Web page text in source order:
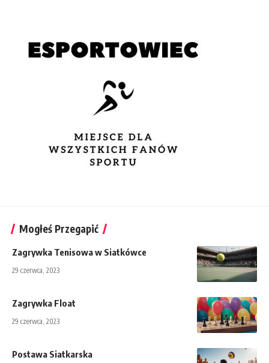
Mogłeś Przegapić
Zagrywka Tenisowa w Siatkówce
29 czerwca, 2023
Zagrywka Float
29 czerwca, 2023
Postawa Siatkarska